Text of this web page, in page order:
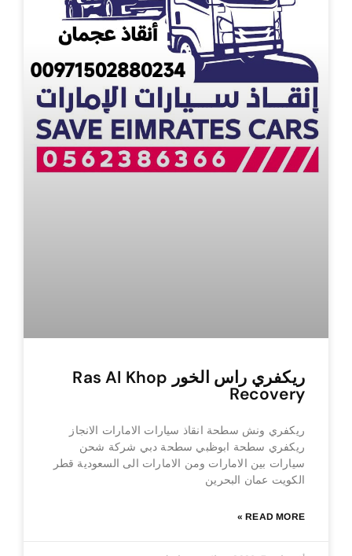
ريكفري راس الخور Ras Al Khop
Recovery
ريكفري ونش سطحة انقاذ سيارات الامارات الانجاز
ريكفري سطحة ابوظبي سطحة دبي شركة شحن
سيارات بين الامارات ومن الامارات الى السعودية قطر
الكويت عمان البحرين
READ MORE »